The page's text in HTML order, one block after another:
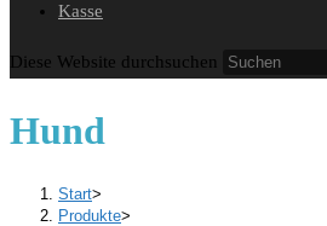
Kasse
Diese Website durchsuchen
Hund
Start>
Produkte>